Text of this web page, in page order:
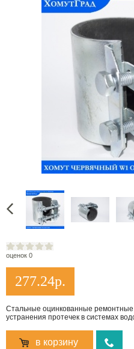
оценок 0
277.24р.
Стальные оцинкованные
устранения протечек в системах
в корзину